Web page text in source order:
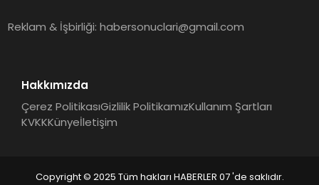
Reklam & İşbirliği:habersonuclari@gmail.com
Hakkımızda
Çerez PolitikasıGizlilik PolitikamızKullanım Şartları
KVKKKünyeİletişim
Copyright © 2025 Tüm hakları HABERLER 07 'de saklıdır.